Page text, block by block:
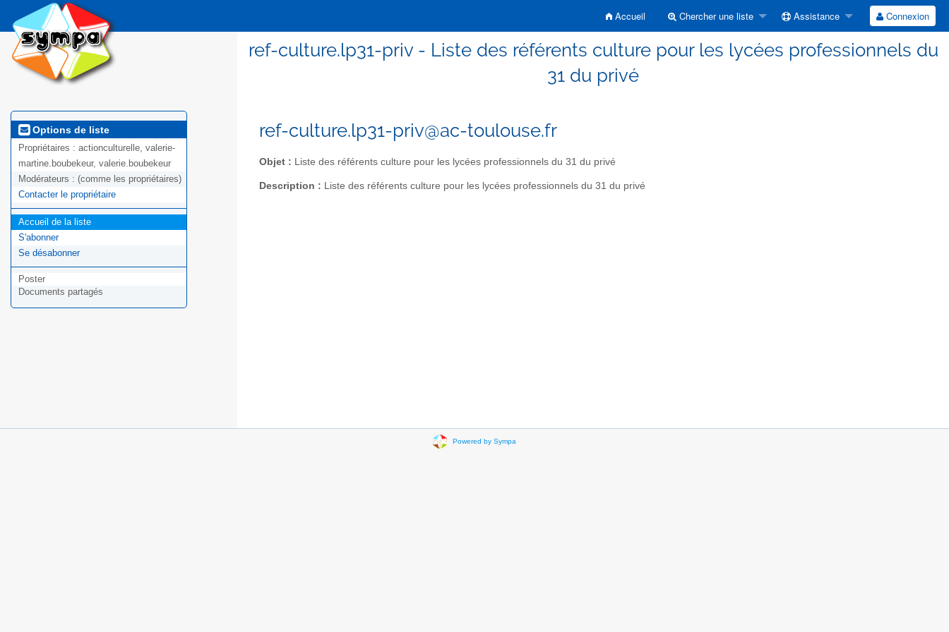
Accueil Chercher une liste Assistance Connexion
ref-culture.lp31-priv - Liste des référents culture pour les lycées professionnels du
31 du privé
Options de liste
Propriétaires : actionculturelle, valerie-
martine.boubekeur, valerie.boubekeur
Modérateurs : (comme les propriétaires)
Contacter le propriétaire
Accueil de la liste
S'abonner
Se désabonner
Poster
Documents partagés
ref-culture.lp31-priv@ac-toulouse.fr
Objet : Liste des référents culture pour les lycées professionnels du 31 du privé
Description : Liste des référents culture pour les lycées professionnels du 31 du privé
Powered by Sympa